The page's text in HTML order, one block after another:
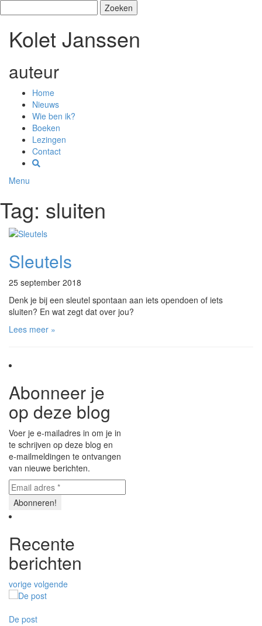
naar:
Kolet Janssen
auteur
Home
Nieuws
Wie ben ik?
Boeken
Lezingen
Contact
Menu
Tag: sluiten
Sleutels
25 september 2018
Denk je bij een sleutel spontaan aan iets opendoen of iets
sluiten? En wat zegt dat over jou?
Lees meer »
Abonneer je
op deze blog
Voer je e-mailadres in om je in
te schrijven op deze blog en
e-mailmeldingen te ontvangen
van nieuwe berichten.
Recente
berichten
vorige volgende
De post